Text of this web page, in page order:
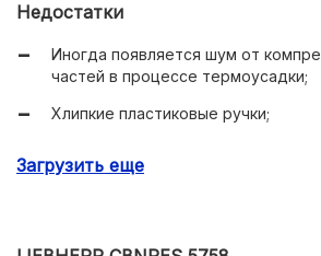
Недостатки
Иногда появляется шум от
частей в процессе термоусадки;
Хлипкие пластиковые ручки;
удаляются сухой салфеткой).
Загрузить еще